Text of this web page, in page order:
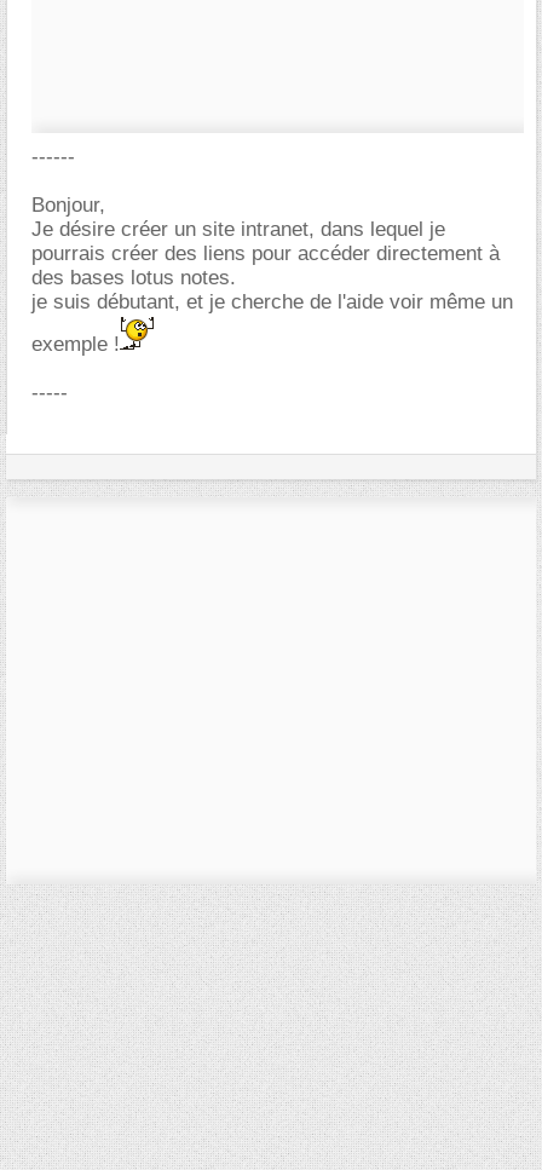
------
Bonjour,
Je désire créer un site intranet, dans lequel je
pourrais créer des liens pour accéder directement à
des bases lotus notes.
je suis débutant, et je cherche de l'aide voir même un
exemple !
-----